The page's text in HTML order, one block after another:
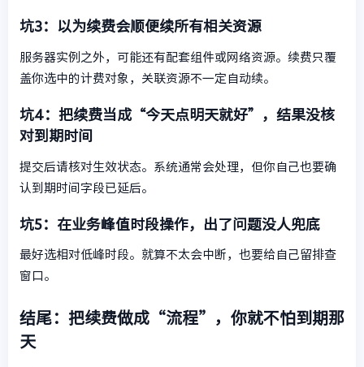
坑3：以为续费会顺便续所有相关资源
服务器实例之外，可能还有配套组件或网络资源。续费只覆
盖你选中的计费对象，关联资源不一定自动续。
坑4：把续费当成“今天点明天就好”，结果没核
对到期时间
提交后请核对生效状态。系统通常会处理，但你自己也要确
认到期时间字段已延后。
坑5：在业务峰值时段操作，出了问题没人兜底
最好选相对低峰时段。就算不太会中断，也要给自己留排查
窗口。
结尾：把续费做成“流程”，你就不怕到期那
天